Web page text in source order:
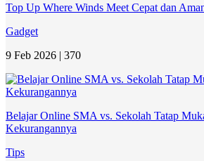
Top Up Where Winds Meet Cepat dan
Gadget
9 Feb 2026 | 370
Belajar Online SMA vs. Sekolah Tatap
Kekurangannya
Tips